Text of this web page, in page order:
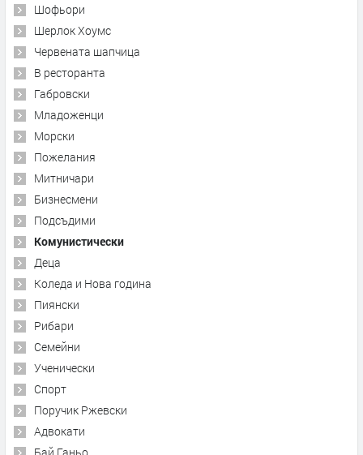
Шофьори
Шерлок Хоумс
Червената шапчица
В ресторанта
Габровски
Младоженци
Морски
Пожелания
Митничари
Бизнесмени
Подсъдими
Комунистически
Деца
Коледа и Нова година
Пиянски
Рибари
Семейни
Ученически
Спорт
Поручик Ржевски
Адвокати
Бай Ганьо